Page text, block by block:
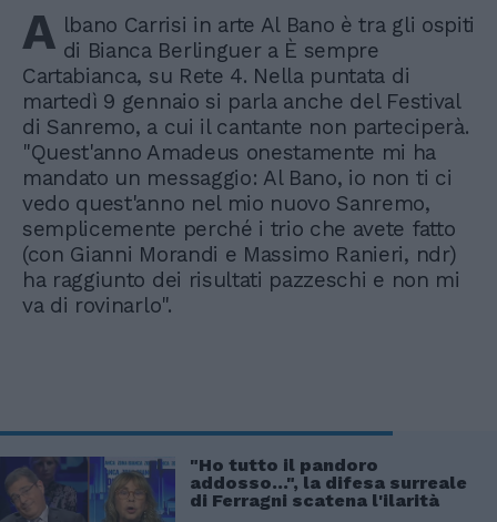
A lbano Carrisi in arte Al Bano è tra gli ospiti
di Bianca Berlinguer a È sempre
Cartabianca, su Rete 4. Nella puntata di
martedì 9 gennaio si parla anche del Festival
di Sanremo, a cui il cantante non parteciperà.
"Quest'anno Amadeus onestamente mi ha
mandato un messaggio: Al Bano, io non ti ci
vedo quest'anno nel mio nuovo Sanremo,
semplicemente perché i trio che avete fatto
(con Gianni Morandi e Massimo Ranieri, ndr)
ha raggiunto dei risultati pazzeschi e non mi
va di rovinarlo".
"Ho tutto il pandoro
addosso...", la difesa surreale
di Ferragni scatena l'ilarità